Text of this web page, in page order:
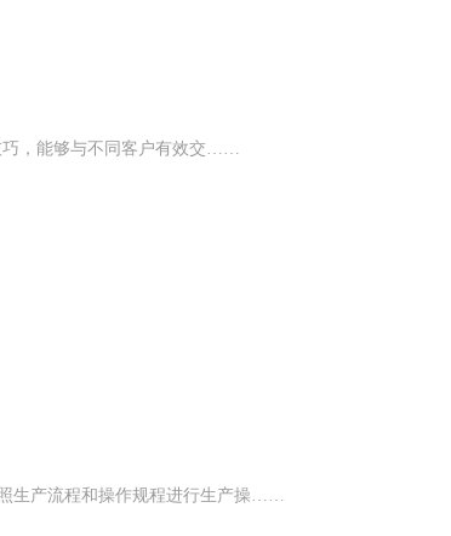
巧，能够与不同客户有效交……
生产流程和操作规程进行生产操……